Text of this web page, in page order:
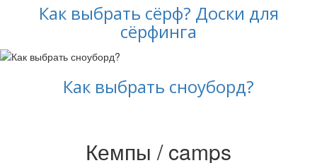
Как выбрать сёрф? Доски для
сёрфинга
Как выбрать сноуборд?
Кемпы / camps